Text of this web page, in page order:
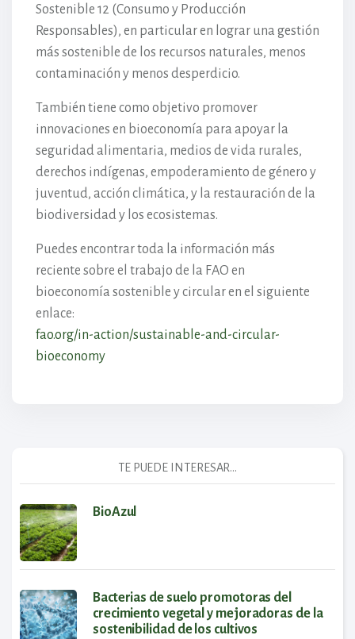
Sostenible 12 (Consumo y Producción
Responsables), en particular en lograr una gestión
más sostenible de los recursos naturales, menos
contaminación y menos desperdicio.
También tiene como objetivo promover
innovaciones en bioeconomía para apoyar la
seguridad alimentaria, medios de vida rurales,
derechos indígenas, empoderamiento de género y
juventud, acción climática, y la restauración de la
biodiversidad y los ecosistemas.
Puedes encontrar toda la información más
reciente sobre el trabajo de la FAO en
bioeconomía sostenible y circular en el siguiente
enlace:
fao.org/in-action/sustainable-and-circular-
bioeconomy
TE PUEDE INTERESAR...
BioAzul
Bacterias de suelo promotoras del
crecimiento vegetal y mejoradoras de la
sostenibilidad de los cultivos